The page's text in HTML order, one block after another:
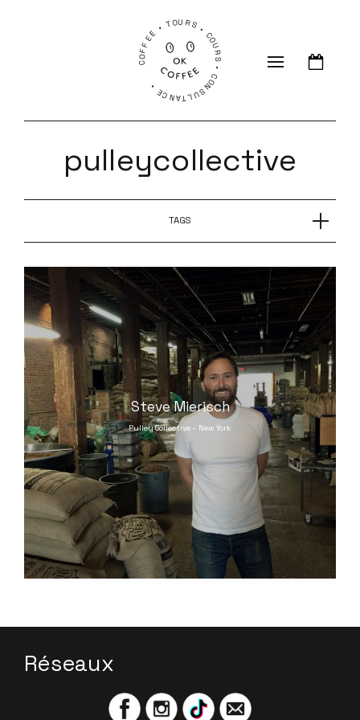
COFFEE • TOURS • COURS • CONSULTANCE •
pulleycollective
TAGS
Steve Mierisch
Pulley Collective – New York
Réseaux